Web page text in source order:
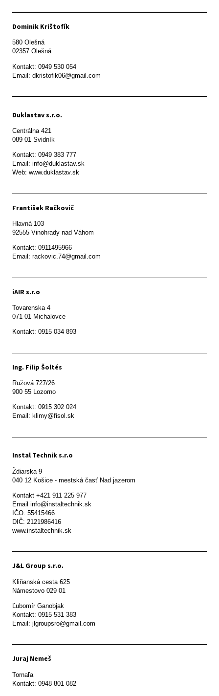
Dominik Krištofík
580 Olešná
Kontakt: 0949 530 054
Email: dkristofik06@gmail.com
Duklastav s.r.o.
Centrálna 421
089 01 Svidník
Kontakt: 0949 383 777
Email: info@duklastav.sk
Web: www.duklastav.sk
František Račkovič
Hlavná 103
92555 Vinohrady nad Váhom
Kontakt: 0911495966
Email: rackovic.74@gmail.com
iAIR s.r.o
Tovarenska 4
071 01 Michalovce
Ing. Filip Šoltés
Ružová 727/26
900 55 Lozorno
Kontakt: 0915 302 024
Email: klimy@fisol.sk
Instal Technik s.r.o
Ždiarska 9
Kontakt +421 911 225 977
Email info@instaltechnik.sk
IČO: 55415466
DIČ: 2121986416
www.instaltechnik.sk
J&L Group s.r.o.
Kliňanská cesta 625
Námestovo 029 01
Ľubomír Ganobjak
Kontakt: 0915 531 383
Email: jlgroupsro@gmail.com
Juraj Nemeš
Tornaľa
Kontakt: 0948 801 082